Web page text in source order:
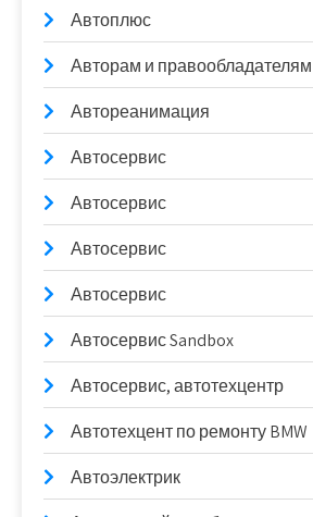
Автоплюс
Авторам и правообладателям
Автореанимация
Автосервис
Автосервис
Автосервис
Автосервис
Автосервис Sandbox
Автосервис, автотехцентр
Автотехцент по ремонту BMW
Автоэлектрик